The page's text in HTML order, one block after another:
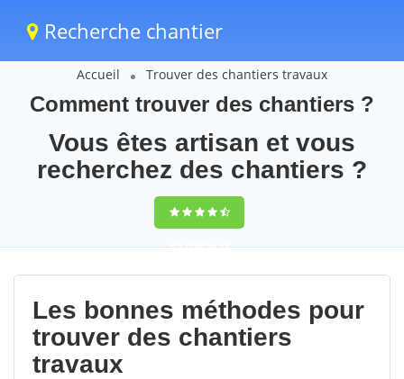
Recherche chantier
Accueil Trouver des chantiers travaux
Comment trouver des chantiers ?
Vous êtes artisan et vous
recherchez des chantiers ?
9,5(100%)45
votes
Les bonnes méthodes pour
trouver des chantiers
travaux